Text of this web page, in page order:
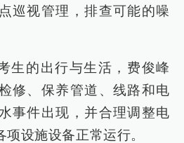
巡视管理，排查可能的噪
生的出行与生活，费俊峰
修、保养管道、线路和电
事件出现，并合理调整电
设施设备正常运行。